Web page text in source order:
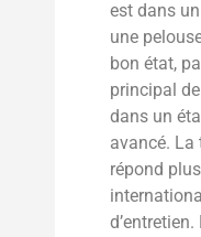
est dans
une
bon état,
principal
dans un
avancé. La
répond